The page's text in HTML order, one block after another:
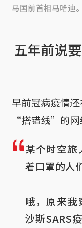
马国前首相马哈迪
五年前说
早前冠病疫情
“搭错线”的网
某个时空旅
着口罩的人
哦，原来我
沙斯SARS